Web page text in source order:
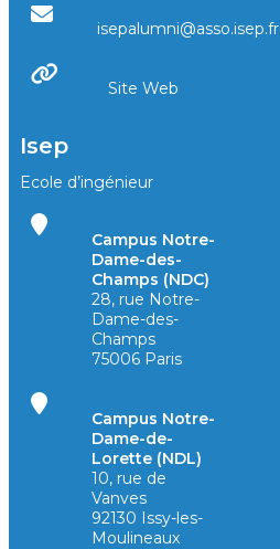
isepalumni@asso.isep.fr
Site Web
Isep
Ecole d’ingénieur
Campus Notre-
Dame-des-
Champs (NDC)
28, rue Notre-
Dame-des-
Champs
75006 Paris
Campus Notre-
Dame-de-
Lorette (NDL)
10, rue de
Vanves
92130 Issy-les-
Moulineaux